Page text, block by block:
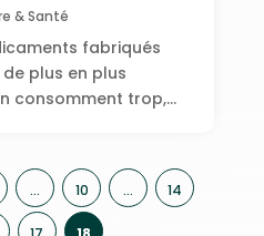
& Santé
fabriqués
plus en plus
consomment trop,...
… 10 … 14